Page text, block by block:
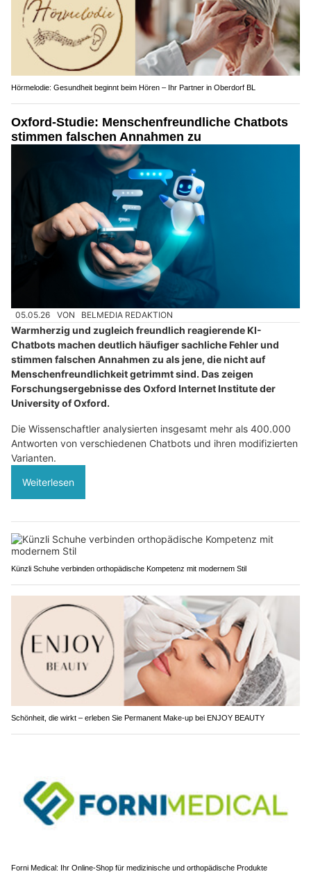
Hörmelodie: Gesundheit beginnt beim Hören – Ihr Partner in Oberdorf BL
Oxford-Studie: Menschenfreundliche Chatbots
stimmen falschen Annahmen zu
05.05.26 VON BELMEDIA REDAKTION
Warmherzig und zugleich freundlich reagierende KI-
Chatbots machen deutlich häufiger sachliche Fehler und
stimmen falschen Annahmen zu als jene, die nicht auf
Menschenfreundlichkeit getrimmt sind. Das zeigen
Forschungsergebnisse des Oxford Internet Institute der
University of Oxford.
Die Wissenschaftler analysierten insgesamt mehr als 400.000
Antworten von verschiedenen Chatbots und ihren modifizierten
Varianten.
Weiterlesen
Künzli Schuhe verbinden orthopädische Kompetenz mit modernem Stil
Schönheit, die wirkt – erleben Sie Permanent Make-up bei ENJOY BEAUTY
Forni Medical: Ihr Online-Shop für medizinische und orthopädische Produkte